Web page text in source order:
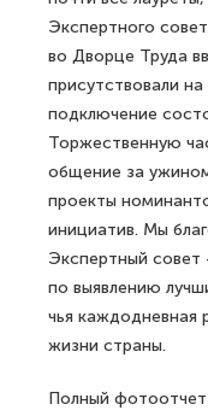
Экспертного
во Дворце Труда
присутствовали
подключение
Торжественную
общение за
проекты
инициатив. Мы
Экспертный
по выявлению
чья каждодневная
жизни страны.
Полный